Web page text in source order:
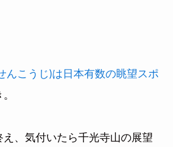
んこうじ)は日本有数の眺望スポ
、気付いたら千光寺山の展望